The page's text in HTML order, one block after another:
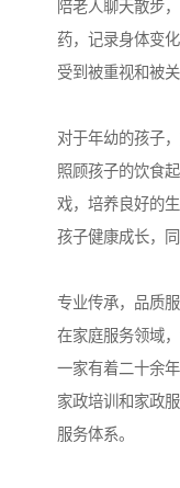
陪老人聊天散步
药，记录身体变
受到被重视和被关
对于年幼的孩子
照顾孩子的饮食
戏，培养良好的
孩子健康成长，
专业传承，品质
在家庭服务领域
一家有着二十余
家政培训和家政
服务体系。